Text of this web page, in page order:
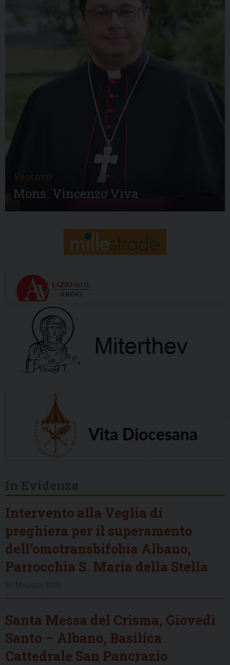
Vescovo
Mons. Vincenzo Viva
Intervento alla Veglia di
preghiera per il superamento
dell’omotransbifobia Albano,
Parrocchia S. Maria della Stella
Santa Messa del Crisma, Giovedì
Santo – Albano, Basilica
Cattedrale San Pancrazio